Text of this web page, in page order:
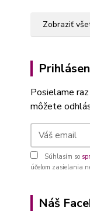
Zobraziť
Posielame
môžete
Súhlasím so
účelom zasielania
Náš